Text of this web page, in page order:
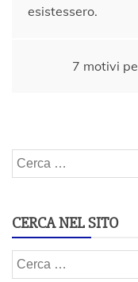
articoli
esistessero.
7 motivi
Ricerca
per:
CERCA NEL SITO
Ricerca